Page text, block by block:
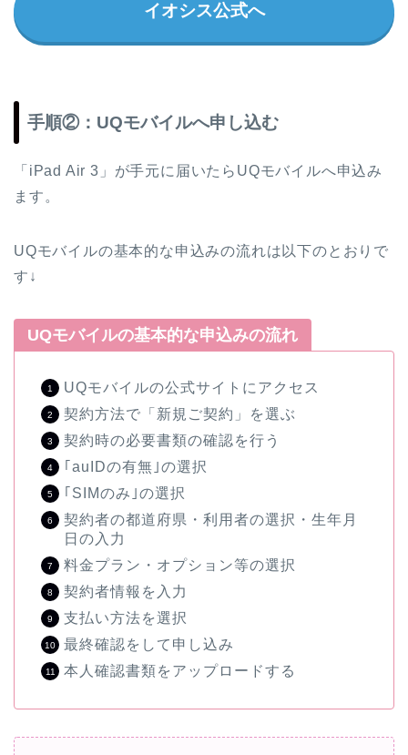
イオシス公式へ
手順②：UQモバイルへ申し込む
「iPad Air 3」が手元に届いたらUQモバイルへ申込み
ます。
UQモバイルの基本的な申込みの流れは以下のとおりで
す↓
UQモバイルの基本的な申込みの流れ
UQモバイルの公式サイトにアクセス
契約方法で「新規ご契約」を選ぶ
契約時の必要書類の確認を行う
｢auIDの有無｣の選択
｢SIMのみ｣の選択
契約者の都道府県・利用者の選択・生年月
日の入力
料金プラン・オプション等の選択
契約者情報を入力
支払い方法を選択
最終確認をして申し込み
本人確認書類をアップロードする